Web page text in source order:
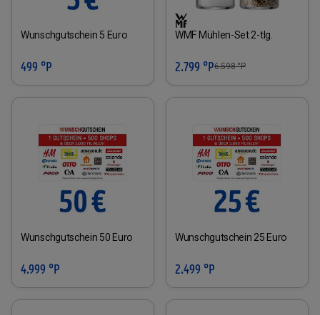
Wunschgutschein 5 Euro
499 °P
WMF Mühlen-Set 2-tlg.
2.799 °P6.598°P
Wunschgutschein 50 Euro
4.999 °P
Wunschgutschein 25 Euro
2.499 °P